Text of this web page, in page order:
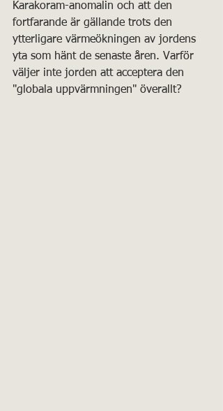
Karakoram-anomalin och att den
fortfarande är gällande trots den
ytterligare värmeökningen av jordens
yta som hänt de senaste åren. Varför
väljer inte jorden att acceptera den
"globala uppvärmningen" överallt?